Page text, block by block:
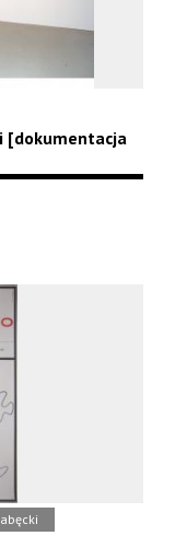
[dokumentacja